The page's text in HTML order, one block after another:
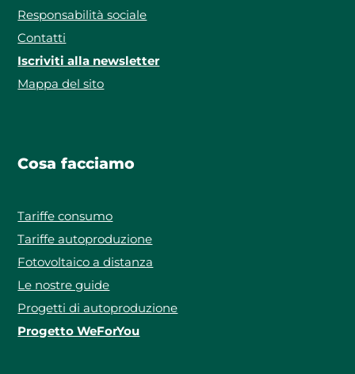
Responsabilità sociale
Contatti
Iscriviti alla newsletter
Mappa del sito
Cosa facciamo
Tariffe consumo
Tariffe autoproduzione
Fotovoltaico a distanza
Le nostre guide
Progetti di autoproduzione
Progetto WeForYou